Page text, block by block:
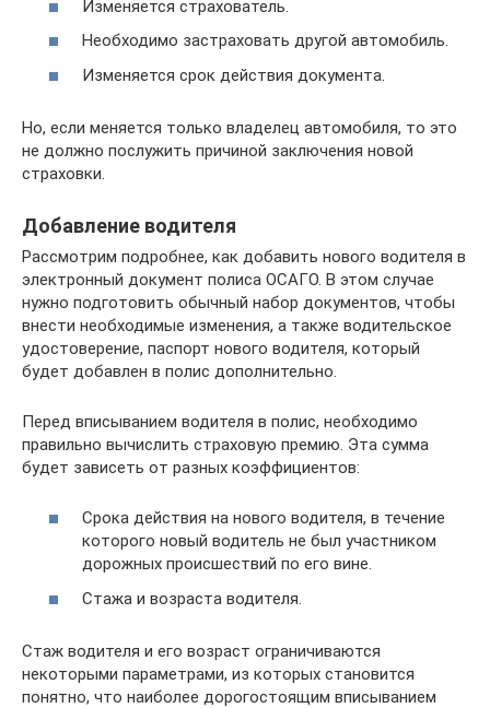
Изменяется страхователь.
Необходимо застраховать другой автомобиль.
Изменяется срок действия документа.
Но, если меняется только владелец автомобиля, то это
не должно послужить причиной заключения новой
страховки.
Добавление водителя
Рассмотрим подробнее, как добавить нового водителя в
электронный документ полиса ОСАГО. В этом случае
нужно подготовить обычный набор документов, чтобы
внести необходимые изменения, а также водительское
удостоверение, паспорт нового водителя, который
будет добавлен в полис дополнительно.
Перед вписыванием водителя в полис, необходимо
правильно вычислить страховую премию. Эта сумма
будет зависеть от разных коэффициентов:
Срока действия на нового водителя, в течение
которого новый водитель не был участником
дорожных происшествий по его вине.
Стажа и возраста водителя.
Стаж водителя и его возраст ограничиваются
некоторыми параметрами, из которых становится
понятно, что наиболее дорогостоящим вписыванием